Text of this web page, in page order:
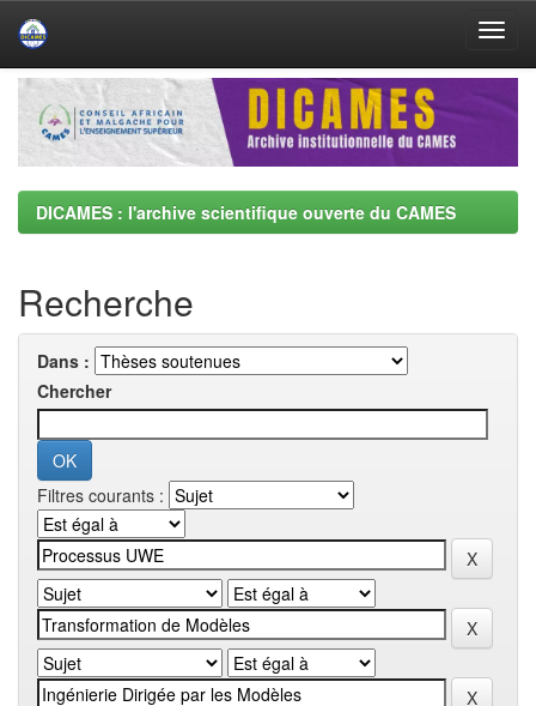
Skip
navigation
DICAMES : l'archive scientifique ouverte du CAMES
Recherche
Dans :
Chercher
Filtres courants :